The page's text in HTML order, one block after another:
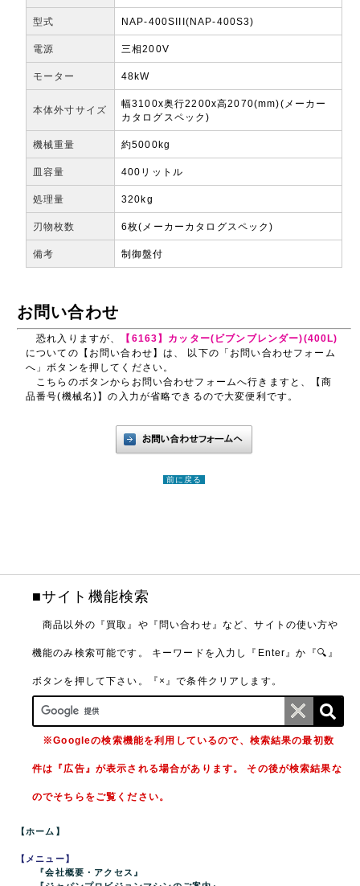
型式 NAP-400SIII(NAP-400S3)
電源 三相200V
モーター 48kW
本体外寸サイズ
幅3100x奥行2200x高2070(mm)(メーカー
カタログスペック)
機械重量 約5000kg
皿容量 400リットル
処理量 320kg
刃物枚数 6枚(メーカーカタログスペック)
備考 制御盤付
お問い合わせ
恐れ入りますが、
【6163】カッター(ビブンブレンダー)(400L)
についての【お問い合わせ】は、 以下の「お問い合わせフォーム
へ」ボタンを押してください。
こちらのボタンからお問い合わせフォームへ行きますと、【商
品番号(機械名)】の入力が省略できるので大変便利です。
前に戻る
■サイト機能検索
商品以外の『買取』や『問い合わせ』など、サイトの使い方や
機能のみ検索可能です。 キーワードを入力し『Enter』か『🔍』
ボタンを押して下さい。『×』で条件クリアします。
※Googleの検索機能を利用しているので、検索結果の最初数
件は『広告』が表示される場合があります。 その後が検索結果な
のでそちらをご覧ください。
【ホーム】
【メニュー】
『会社概要・アクセス』